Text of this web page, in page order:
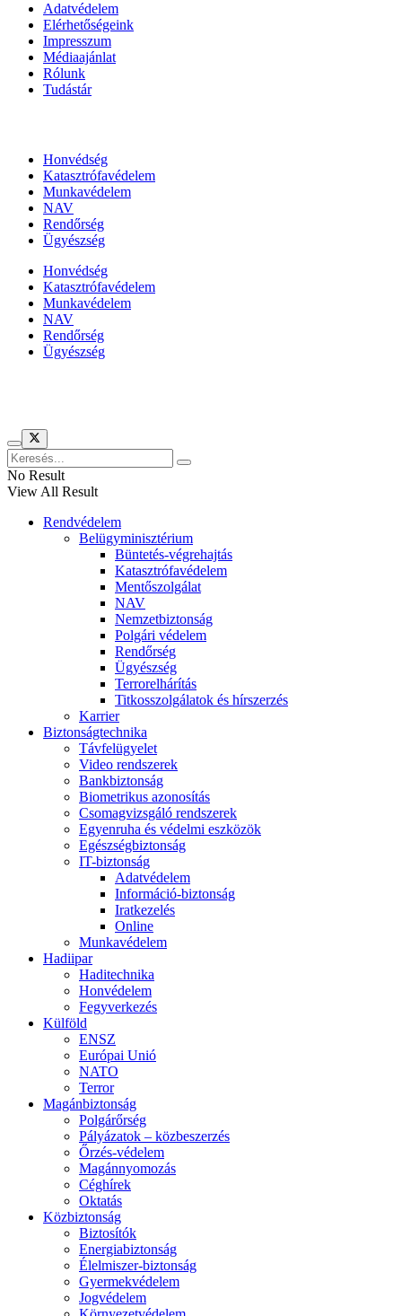
Adatvédelem
Elérhetőségeink
Impresszum
Médiaajánlat
Rólunk
Tudástár
Honvédség
Katasztrófavédelem
Munkavédelem
NAV
Rendőrség
Ügyészség
Honvédség
Katasztrófavédelem
Munkavédelem
NAV
Rendőrség
Ügyészség
No Result
View All Result
Rendvédelem
Belügyminisztérium
Büntetés-végrehajtás
Katasztrófavédelem
Mentőszolgálat
NAV
Nemzetbiztonság
Polgári védelem
Rendőrség
Ügyészség
Terrorelhárítás
Titkosszolgálatok és hírszerzés
Karrier
Biztonságtechnika
Távfelügyelet
Video rendszerek
Bankbiztonság
Biometrikus azonosítás
Csomagvizsgáló rendszerek
Egyenruha és védelmi eszközök
Egészségbiztonság
IT-biztonság
Adatvédelem
Információ-biztonság
Iratkezelés
Online
Munkavédelem
Hadiipar
Haditechnika
Honvédelem
Fegyverkezés
Külföld
ENSZ
Európai Unió
NATO
Terror
Magánbiztonság
Polgárőrség
Pályázatok – közbeszerzés
Őrzés-védelem
Magánnyomozás
Céghírek
Oktatás
Közbiztonság
Biztosítók
Energiabiztonság
Élelmiszer-biztonság
Gyermekvédelem
Jogvédelem